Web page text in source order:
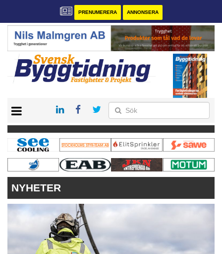
PRENUMERERA ANNONSERA
PRENUMERERA
VÅRA ANDRA MAGASIN
ANNONSERA
KONTAKT
NYHETER